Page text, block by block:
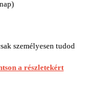
személyesen tudod
a részletekért